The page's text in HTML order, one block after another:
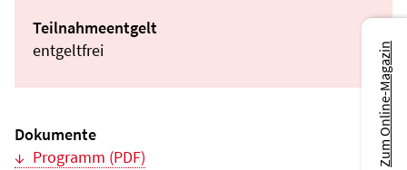
Teilnahmeentgelt
entgeltfrei
Dokumente
Programm (PDF)
Zum Online-Magazin